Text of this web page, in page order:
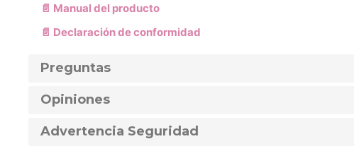
📄 Manual del producto
📄 Declaración de conformidad
Preguntas
Opiniones
Advertencia Seguridad